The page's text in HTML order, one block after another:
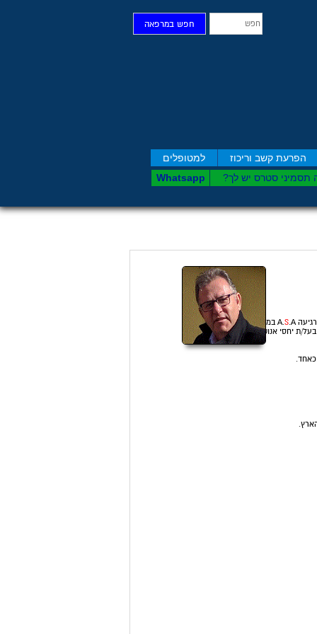
הפרעת קשב וריכוז למטופלים
חפש במרפאה
תסמיני סט​רס יש לך? Whatsapp
S.A במגזרים פרטי/מוסדי/עסקי
ת יחסי אנוש טובים,
כאחד.